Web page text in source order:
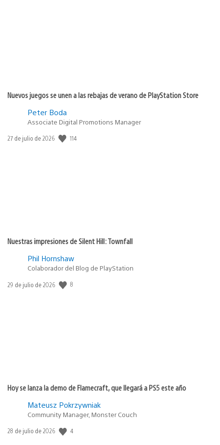
Nuevos juegos se unen a las rebajas de verano de PlayStation Store
Peter Boda
Associate Digital Promotions Manager
Fecha
27 de julio de 2026 114
Nuestras impresiones de Silent Hill: Townfall
Phil Hornshaw
Colaborador del Blog de PlayStation
Fecha
29 de julio de 2026 8
Hoy se lanza la demo de Flamecraft, que llegará a PS5 este año
Mateusz Pokrzywniak
Community Manager, Monster Couch
Fecha
28 de julio de 2026 4